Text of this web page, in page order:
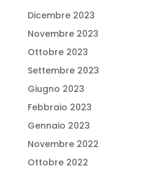
Dicembre 2023
Novembre 2023
Ottobre 2023
Settembre 2023
Giugno 2023
Febbraio 2023
Gennaio 2023
Novembre 2022
Ottobre 2022